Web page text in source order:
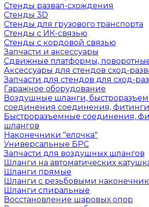
Стенды развал-схождения
Стенды 3D
Стенды для грузового транспорта
Стенды с ИК-связью
Стенды с кордовой связью
Запчасти и аксессуары
Сдвижные платформы,
Аксессуары для стендов сход-
Запчасти для стендов для сход-
Гаражное оборудование
Воздушные шланги,
соединения соединения, фитинги
Быстроразъемные соединения,
шлангов
Наконечники "елочка"
Универсальные БРС
Запчасти для воздушных шлангов
Шланги на автоматических
Шланги прямые
Шланги с резьбовыми
Шланги спиральные
Восстановление шаровых опор